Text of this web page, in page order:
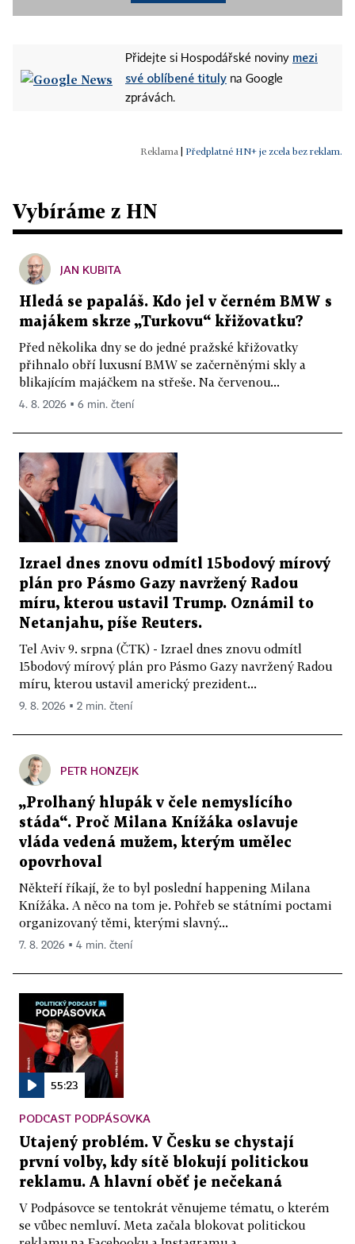
Přidejte si Hospodářské noviny mezi
své oblíbené tituly na Google
zprávách.
Předplatné HN+ je zcela bez reklam.
Vybíráme z HN
JAN KUBITA
Hledá se papaláš. Kdo jel v černém BMW s
majákem skrze „Turkovu“ křižovatku?
Před několika dny se do jedné pražské křižovatky
přihnalo obří luxusní BMW se začerněnými skly a
blikajícím majáčkem na střeše. Na červenou...
4. 8. 2026 ▪ 6 min. čtení
Izrael dnes znovu odmítl 15bodový mírový
plán pro Pásmo Gazy navržený Radou
míru, kterou ustavil Trump. Oznámil to
Netanjahu, píše Reuters.
Tel Aviv 9. srpna (ČTK) - Izrael dnes znovu odmítl
15bodový mírový plán pro Pásmo Gazy navržený Radou
míru, kterou ustavil americký prezident...
9. 8. 2026 ▪ 2 min. čtení
PETR HONZEJK
„Prolhaný hlupák v čele nemyslícího
stáda“. Proč Milana Knížáka oslavuje
vláda vedená mužem, kterým umělec
opovrhoval
Někteří říkají, že to byl poslední happening Milana
Knížáka. A něco na tom je. Pohřeb se státními poctami
organizovaný těmi, kterými slavný...
7. 8. 2026 ▪ 4 min. čtení
55:23
PODCAST PODPÁSOVKA
Utajený problém. V Česku se chystají
první volby, kdy sítě blokují politickou
reklamu. A hlavní oběť je nečekaná
V Podpásovce se tentokrát věnujeme tématu, o kterém
se vůbec nemluví. Meta začala blokovat politickou